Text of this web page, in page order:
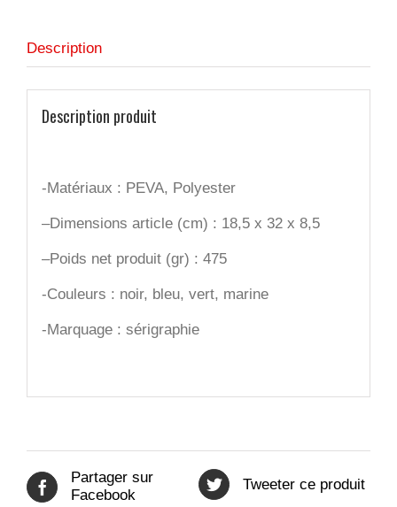
Description
Description produit
-Matériaux : PEVA, Polyester
–Dimensions article (cm) : 18,5 x 32 x 8,5
–Poids net produit (gr) : 475
-Couleurs : noir, bleu, vert, marine
-Marquage : sérigraphie
Partager sur
Facebook
Tweeter ce produit